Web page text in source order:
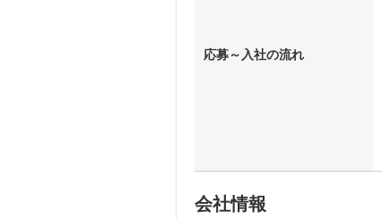
応募～入社の流れ
会社情報